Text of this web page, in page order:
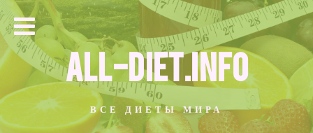
ALL-DIET.INFO
ВСЕ ДИЕТЫ МИРА